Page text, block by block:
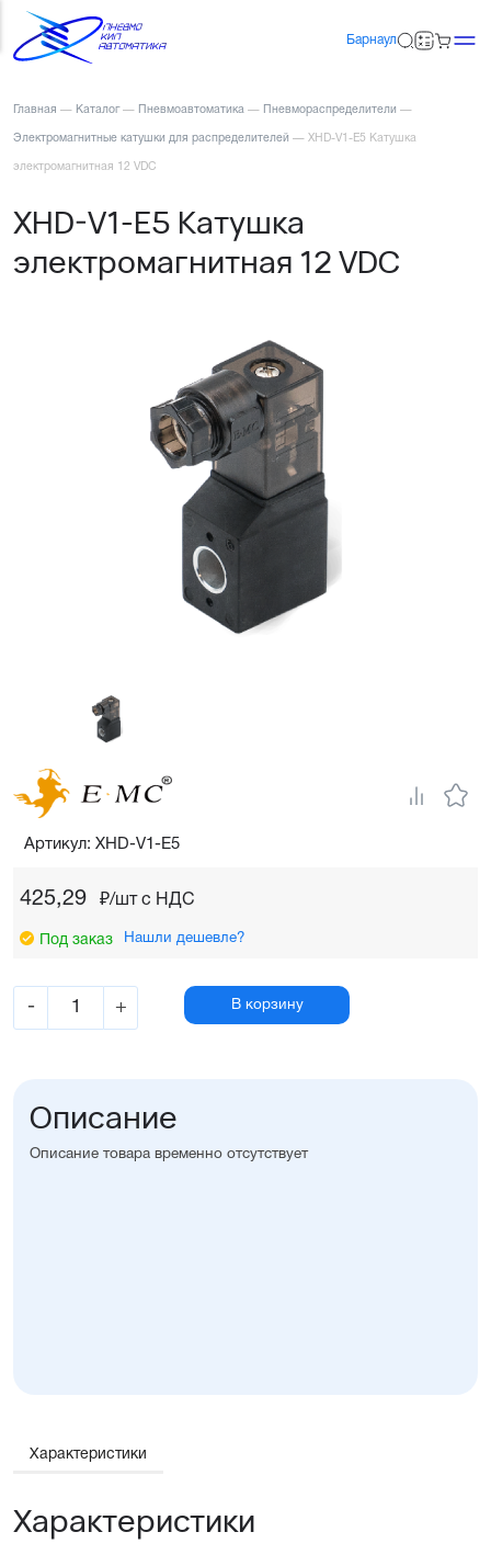
Барнаул
Главная — Каталог — Пневмоавтоматика — Пневмораспределители —
Электромагнитные катушки для распределителей — XHD-V1-E5 Катушка
электромагнитная 12 VDC
XHD-V1-E5 Катушка
электромагнитная 12 VDC
425,29 ₽/шт c НДС
Под заказ Нашли дешевле?
- + В корзину
Артикул: XHD-V1-E5
Описание
Описание товара временно отсутствует
Характеристики
Характеристики